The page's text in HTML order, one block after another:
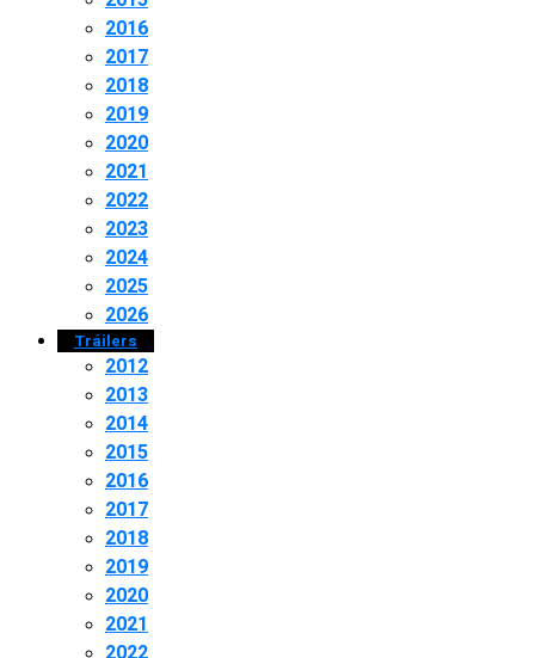
2016
2017
2018
2019
2020
2021
2022
2023
2024
2025
2026
Tráilers
2012
2013
2014
2015
2016
2017
2018
2019
2020
2021